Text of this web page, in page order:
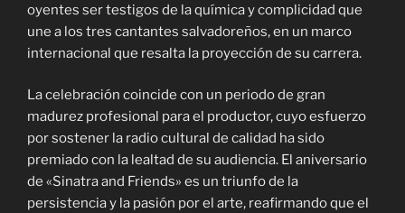
oyentes ser testigos de la química y complicidad que
une a los tres cantantes salvadoreños, en un marco
internacional que resalta la proyección de su carrera.
La celebración coincide con un periodo de gran
madurez profesional para el productor, cuyo esfuerzo
por sostener la radio cultural de calidad ha sido
premiado con la lealtad de su audiencia. El aniversario
de «Sinatra and Friends» es un triunfo de la
persistencia y la pasión por el arte, reafirmando que el